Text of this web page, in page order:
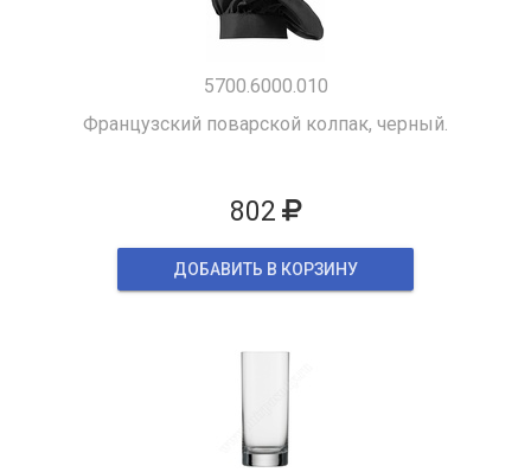
5700.6000.010
Французский поварской колпак, черный.
802
ДОБАВИТЬ В КОРЗИНУ